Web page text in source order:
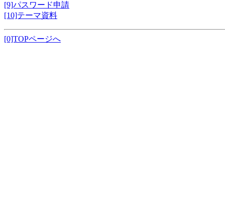
[9]パスワード申請
[10]テーマ資料
[0]TOPページへ